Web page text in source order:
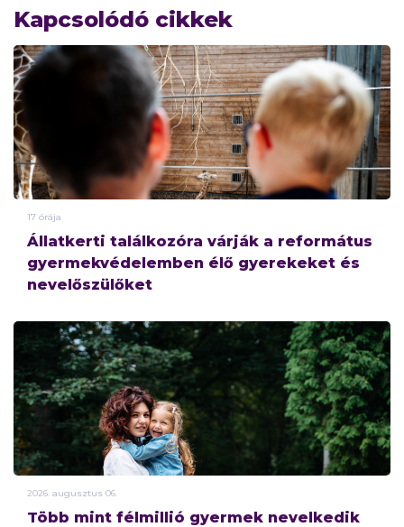
Kapcsolódó cikkek
17 órája
Állatkerti találkozóra várják a református
gyermekvédelemben élő gyerekeket és
nevelőszülőket
2026. augusztus 06.
Több mint félmillió gyermek nevelkedik